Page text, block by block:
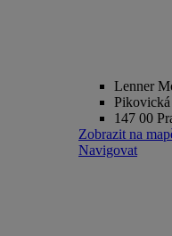
Lenner
Pikovická
147 00
Zobrazit na
Navigovat